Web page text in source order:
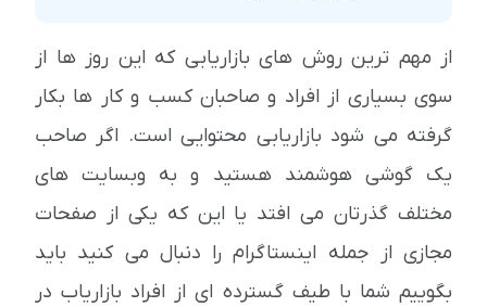
از مهم ترین روش های بازاریابی که این روز ها از
سوی بسیاری از افراد و صاحبان کسب و کار ها بکار
گرفته می شود بازاریابی محتوایی است. اگر صاحب
یک گوشی هوشمند هستید و به وبسایت های
مختلف گذرتان می افتد یا این که یکی از صفحات
مجازی از جمله اینستاگرام را دنبال می کنید باید
بگوییم شما با طیف گسترده ای از افراد بازاریاب در